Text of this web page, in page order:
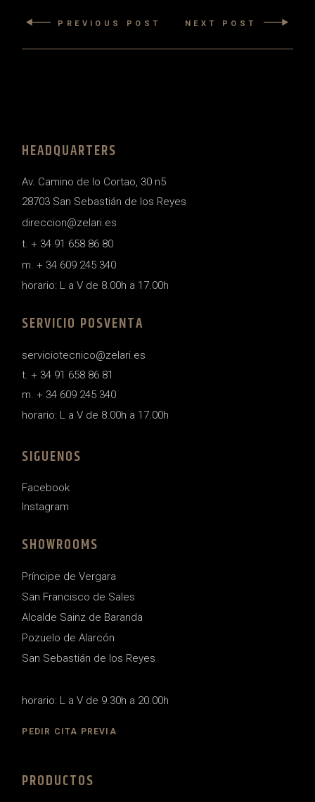
PREVIOUS POST NEXT POST
HEADQUARTERS
Av. Camino de lo Cortao, 30 n5
28703 San Sebastián de los Reyes
direccion@zelari.es
t. + 34 91 658 86 80
m. + 34 609 245 340
horario: L a V de 8.00h a 17.00h
SERVICIO POSVENTA
serviciotecnico@zelari.es
t. + 34 91 658 86 81
m. + 34 609 245 340
horario: L a V de 8.00h a 17.00h
SIGUENOS
Facebook
Instagram
SHOWROOMS
Príncipe de Vergara
San Francisco de Sales
Alcalde Sainz de Baranda
Pozuelo de Alarcón
San Sebastián de los Reyes
horario: L a V de 9.30h a 20.00h
PEDIR CITA PREVIA
PRODUCTOS